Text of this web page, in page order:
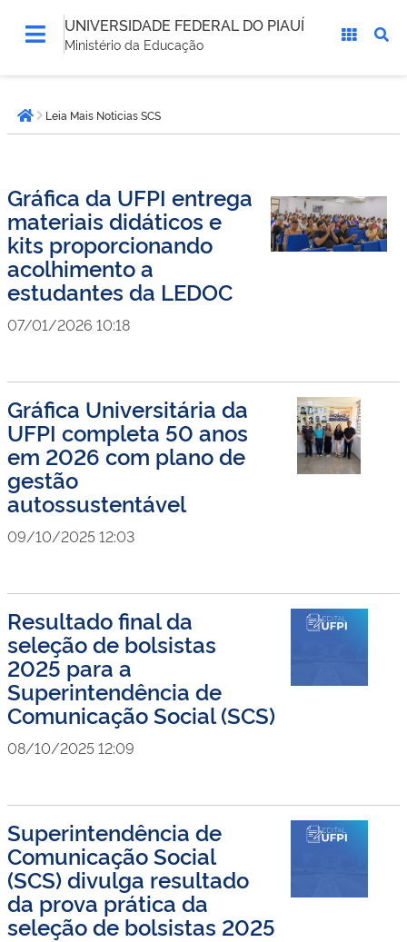
UNIVERSIDADE FEDERAL DO PIAUÍ
Ministério da Educação
está
aqui:Página inicial
Leia Mais Noticias SCS
Gráfica da UFPI entrega
materiais didáticos e
kits proporcionando
acolhimento a
estudantes da LEDOC
07/01/2026 10:18
Gráfica Universitária da
UFPI completa 50 anos
em 2026 com plano de
gestão
autossustentável
09/10/2025 12:03
Resultado final da
seleção de bolsistas
2025 para a
Superintendência de
Comunicação Social (SCS)
08/10/2025 12:09
Superintendência de
Comunicação Social
(SCS) divulga resultado
da prova prática da
seleção de bolsistas 2025